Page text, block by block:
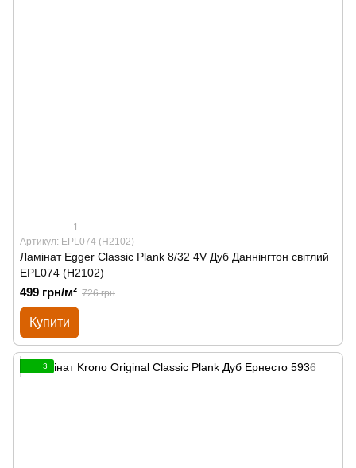
1
Артикул: EPL074 (H2102)
Ламінат Egger Classic Plank 8/32 4V Дуб Даннінгтон світлий
EPL074 (H2102)
499 грн/м² 726 грн
Купити
3